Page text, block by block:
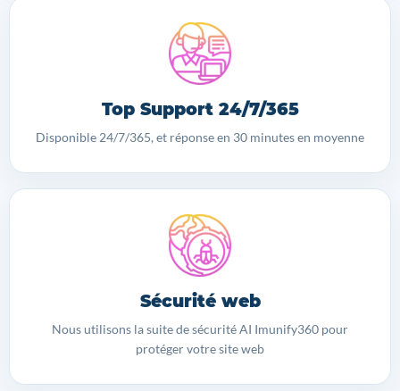
Top Support 24/7/365
Disponible 24/7/365, et réponse en 30 minutes en moyenne
Sécurité web
Nous utilisons la suite de sécurité AI Imunify360 pour
protéger votre site web